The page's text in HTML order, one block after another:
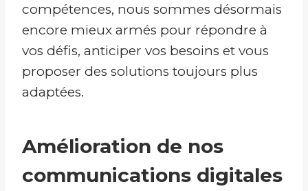
compétences, nous sommes désormais
encore mieux armés pour répondre à
vos défis, anticiper vos besoins et vous
proposer des solutions toujours plus
adaptées.
Amélioration de nos
communications digitales